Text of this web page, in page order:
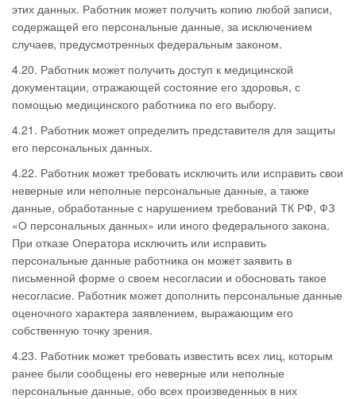
этих данных. Работник может получить копию любой записи,
содержащей его персональные данные, за исключением
случаев, предусмотренных федеральным законом.
4.20. Работник может получить доступ к медицинской
документации, отражающей состояние его здоровья, с
помощью медицинского работника по его выбору.
4.21. Работник может определить представителя для защиты
его персональных данных.
4.22. Работник может требовать исключить или исправить свои
неверные или неполные персональные данные, а также
данные, обработанные с нарушением требований ТК РФ, ФЗ
«О персональных данных» или иного федерального закона.
При отказе Оператора исключить или исправить
персональные данные работника он может заявить в
письменной форме о своем несогласии и обосновать такое
несогласие. Работник может дополнить персональные данные
оценочного характера заявлением, выражающим его
собственную точку зрения.
4.23. Работник может требовать известить всех лиц, которым
ранее были сообщены его неверные или неполные
персональные данные, обо всех произведенных в них